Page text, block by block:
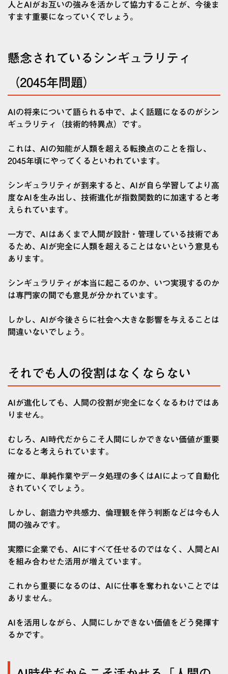
人とAIがお互いの強みを活かして協力することが、今後ま
すます重要になっていくでしょう。
懸念されているシンギュラリティ
（2045年問題）
AIの将来について語られる中で、よく話題になるのがシン
ギュラリティ（技術的特異点）です。
これは、AIの知能が人類を超える転換点のことを指し、
2045年頃にやってくるといわれています。
シンギュラリティが到来すると、AIが自ら学習してより高
度なAIを生み出し、技術進化が指数関数的に加速すると考
えられています。
一方で、AIはあくまで人間が設計・管理している技術であ
るため、AIが完全に人類を超えることはないという意見も
あります。
シンギュラリティが本当に起こるのか、いつ実現するのか
は専門家の間でも意見が分かれています。
しかし、AIが今後さらに社会へ大きな影響を与えることは
間違いないでしょう。
それでも人の役割はなくならない
AIが進化しても、人間の役割が完全になくなるわけではあ
りません。
むしろ、AI時代だからこそ人間にしかできない価値が重要
になると考えられています。
確かに、単純作業やデータ処理の多くはAIによって自動化
されていくでしょう。
しかし、創造力や共感力、倫理観を伴う判断などは今も人
間の強みです。
実際に企業でも、AIにすべて任せるのではなく、人間とAI
を組み合わせた活用が増えています。
これから重要になるのは、AIに仕事を奪われないことでは
ありません。
AIを活用しながら、人間にしかできない価値をどう発揮す
るかです。